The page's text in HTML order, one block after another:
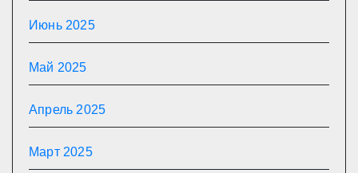
Июнь 2025
Май 2025
Апрель 2025
Март 2025